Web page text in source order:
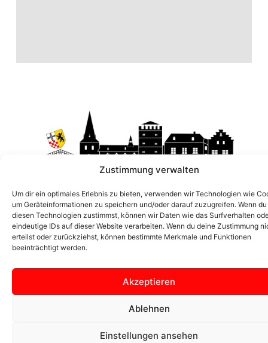
Zustimmung verwalten
Um dir ein optimales Erlebnis zu bieten, verwenden wir Technologien wie
um Geräteinformationen zu speichern und/oder darauf zuzugreifen. Wenn du
diesen Technologien zustimmst, können wir Daten wie das Surfverhalten
eindeutige IDs auf dieser Website verarbeiten. Wenn du deine Zustimmung
erteilst oder zurückziehst, können bestimmte Merkmale und Funktionen
beeinträchtigt werden.
Akzeptieren
Ablehnen
Einstellungen ansehen
Seite der Ortsgemeinschaft Zülpich Bürvenich
© 2024 OG Bürvenich